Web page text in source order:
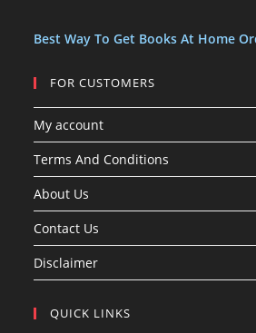
Best Way To Get Books At Home
FOR CUSTOMERS
My account
Terms And Conditions
About Us
Contact Us
Disclaimer
QUICK LINKS